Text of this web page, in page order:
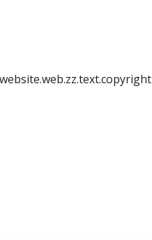
website.web.zz.text.copyright